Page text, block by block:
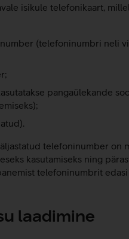
isikule telefonikaart,
(telefoninumbri neli
pangaülekande
telefoninumber on
kasutamiseks ning
telefoninumbrit edasi
laadimine